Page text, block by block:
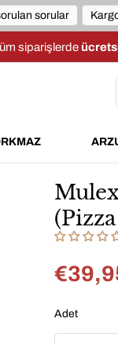
sorular
siparişlerde
Normal
Adet